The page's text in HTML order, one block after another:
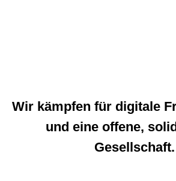
Wir kämpfen für digitale
und eine offene,
Gesellschaft.